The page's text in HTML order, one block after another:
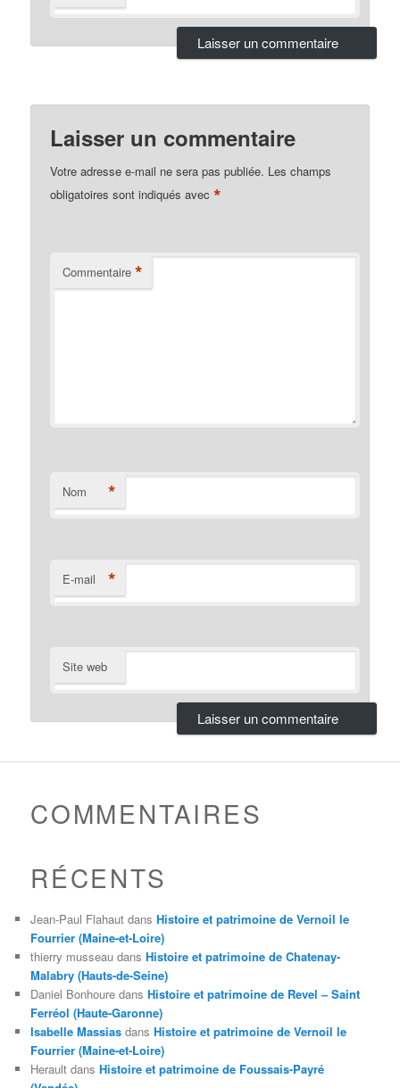
Laisser un commentaire
Votre adresse e-mail ne sera pas publiée. Les champs
obligatoires sont indiqués avec*
Commentaire *
Nom *
E-mail *
Site web
COMMENTAIRES
RÉCENTS
Jean-Paul Flahaut dansHistoire et patrimoine de Vernoil le
Fourrier (Maine-et-Loire)
thierry musseau dansHistoire et patrimoine de Chatenay-
Malabry (Hauts-de-Seine)
Daniel Bonhoure dansHistoire et patrimoine de Revel – Saint
Ferréol (Haute-Garonne)
Isabelle Massias dansHistoire et patrimoine de Vernoil le
Fourrier (Maine-et-Loire)
Herault dansHistoire et patrimoine de Foussais-Payré